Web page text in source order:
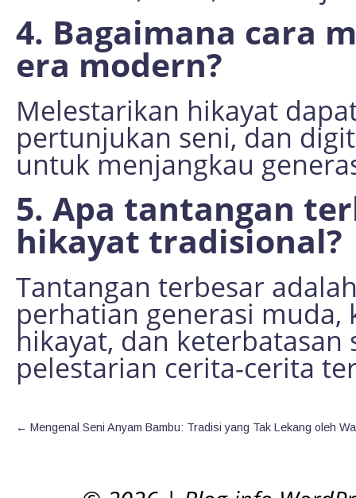
4. Bagaimana cara
era modern?
Melestarikan hikayat
pertunjukan seni, dan
untuk menjangkau
5. Apa tantangan
hikayat tradisional?
Tantangan terbesar
perhatian generasi
hikayat, dan
pelestarian cerita-cerita
← Mengenal Seni Anyam Bambu: Tradisi yang Tak Lekang oleh